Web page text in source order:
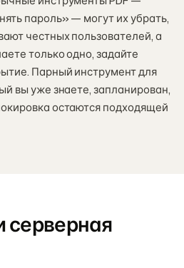
пароль» — могут их убрать,
честных пользователей, а
только одно, задайте
Парный инструмент для
вы уже знаете, запланирован,
остаются подходящей
серверная